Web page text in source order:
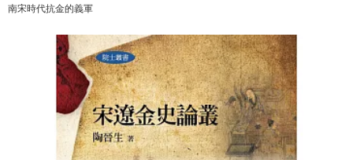
南宋時代抗金的義軍